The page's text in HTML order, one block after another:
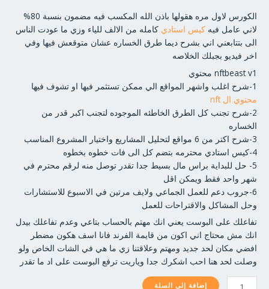
الكورس لاول مره هقولها باذن الله المكسب فيه مضمون بنسبة 80%
لاني عامل فيه كيس استادي كامله من الالف للياء وزي ما عودت الناس
الى بتتابعني اني بشرح ديما طرق الخساره عشان متوقعش فيها وفي
اخر فيديو بجبلك الخلاصه
nftbeast v1 محتوي
1-شرح اغلب واشهر المواقع الي ممكن تستثمر فيها او تشوف فيها
محتوي ال nft
2-شرح تجنب كل الطرق الخاطئه الموجوده لتجنب اكبر قدر من
الخساره
3-شرح اكتر من 6 مواقع لتحليل المشاريع واختيار المشروع المناسب
4-كيس استادي محترمه بتضم كل الى فات خطوه بخطوه
5- حل للبداية براس مال بسيط جدا تقدر توصل منه لرقم محترم في
شهر واحد فقط ويمكن اقل
6-جروب دعم للعمل الجماعي ولايف مرتين في الاسبوع للاستشارات
وحل المشاكل والاقتراحات للعمل
تفاعلك على البوست يعني انك مهتم بالحساب بتاعي وعدم تفاعلك بيدل
انك مش محتاج اني اكون من قايمة الفرند فانا اسف هكون مضطر
افضي مكان لحد جديد ومهتم وعلاقتنا زي ما هي في الشات الخاص ولو
وصلت لحد هنا احب اشكرك جدا وياريت ترفع البوست على اد ما تقدر
إضافة إلى السلة